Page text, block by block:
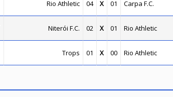
Rio Athletic 04 X 01 Carpa F.C.
Niterói F.C. 02 X 01 Rio Athletic
Trops 01 X 00 Rio Athletic